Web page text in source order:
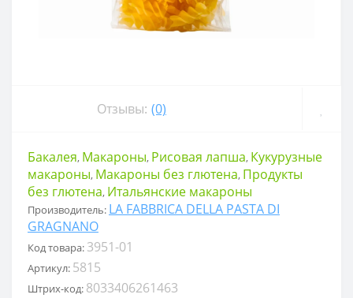
Отзывы: (0)
Бакалея, Макароны, Рисовая лапша, Кукурузные
макароны, Макароны без глютена, Продукты
без глютена, Итальянские макароны
Производитель: LA FABBRICA DELLA PASTA DI
GRAGNANO
Код товара: 3951-01
Артикул: 5815
Штрих-код: 8033406261463